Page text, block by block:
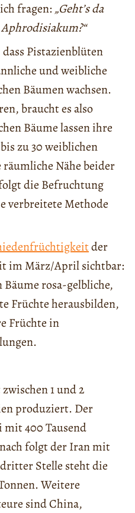
fragen: „Geht’s da
Pistazienblüten
und weibliche
Bäumen wachsen.
braucht es also
Bäume lassen ihre
zu 30 weiblichen
Nähe beider
die Befruchtung
verbreitete Methode
der
im März/April sichtbar:
rosa-gelbliche,
Früchte herausbilden,
Früchte in
1 und 2
produziert. Der
400 Tausend
folgt der Iran mit
Stelle steht die
Weitere
sind China,